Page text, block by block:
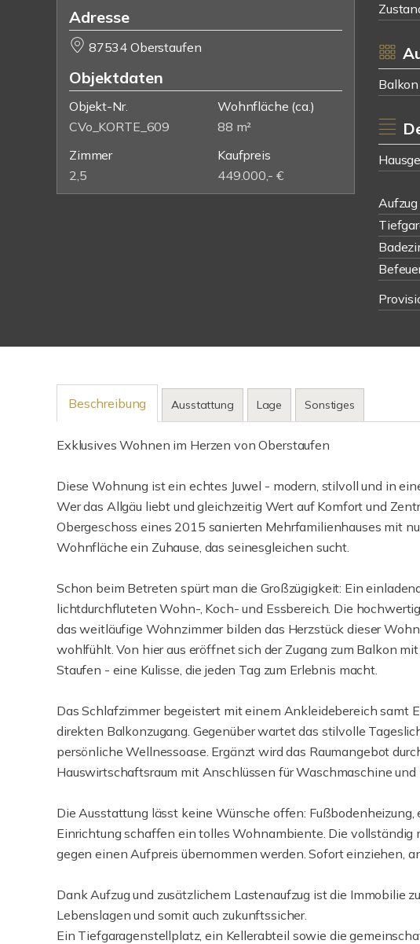
Adresse
87534 Oberstaufen
Objektdaten
Objekt-Nr.
CVo_KORTE_609
Wohnfläche (ca.)
88 m²
Zimmer
2,5
Kaufpreis
449.000,- €
Balkon
Aufzug
Beschreibung Ausstattung Lage Sonstiges
Exklusives Wohnen im Herzen von Oberstaufen
Diese Wohnung ist ein echtes Juwel - modern, stilvoll und in
Wer das Allgäu liebt und gleichzeitig Wert auf Komfort und
Obergeschoss eines 2015 sanierten Mehrfamilienhauses mit
Wohnfläche ein Zuhause, das seinesgleichen sucht.
Schon beim Betreten spürt man die Großzügigkeit: Ein
lichtdurchfluteten Wohn-, Koch- und Essbereich. Die
das weitläufige Wohnzimmer bilden das Herzstück dieser
wohlfühlt. Von hier aus eröffnet sich der Zugang zum Balkon
Staufen - eine Kulisse, die jeden Tag zum Erlebnis macht.
Das Schlafzimmer begeistert mit einem Ankleidebereich samt
direkten Balkonzugang. Gegenüber wartet das stilvolle
persönliche Wellnessoase. Ergänzt wird das Raumangebot
Hauswirtschaftsraum mit Anschlüssen für Waschmaschine und
Die Ausstattung lässt keine Wünsche offen:
Einrichtung schaffen ein tolles Wohnambiente. Die vollständig
gegen einen Aufpreis übernommen werden. Sofort einziehen,
Dank Aufzug und zusätzlichem Lastenaufzug ist die Immobilie
Lebenslagen und somit auch zukunftssicher.
Ein Tiefgaragenstellplatz, ein Kellerabteil sowie die